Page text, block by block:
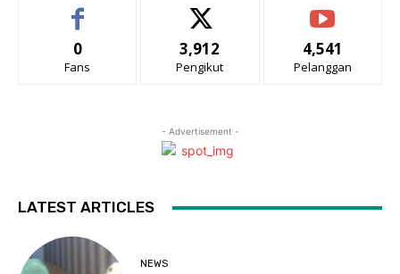
0
Fans
3,912
Pengikut
4,541
Pelanggan
- Advertisement -
LATEST ARTICLES
NEWS